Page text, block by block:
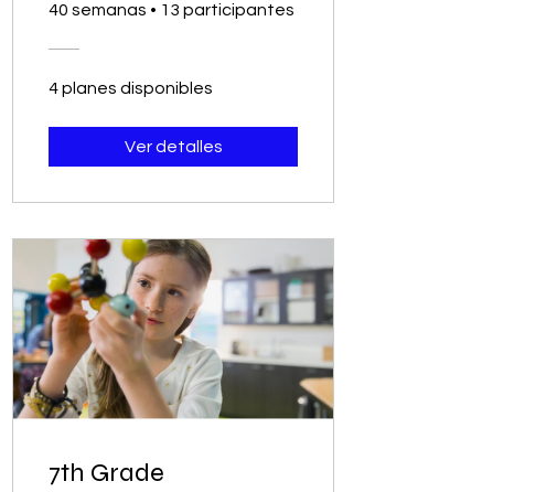
40 semanas • 13 participantes
4 planes disponibles
Ver detalles
7th Grade